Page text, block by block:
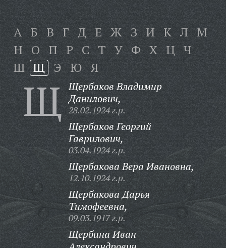
А Б В Г Д Е Ж З И К Л М
Н О П Р С Т У Ф Х Ц Ч
Ш Щ Э Ю Я
Щ Щербаков Владимир
Данилович,
28.02.1924 г.р.
Щербаков Георгий
Гаврилович,
03.04.1924 г.р.
Щербакова Вера Ивановна,
12.10.1924 г.р.
Щербакова Дарья
Тимофеевна,
09.03.1917 г.р.
Щербина Иван